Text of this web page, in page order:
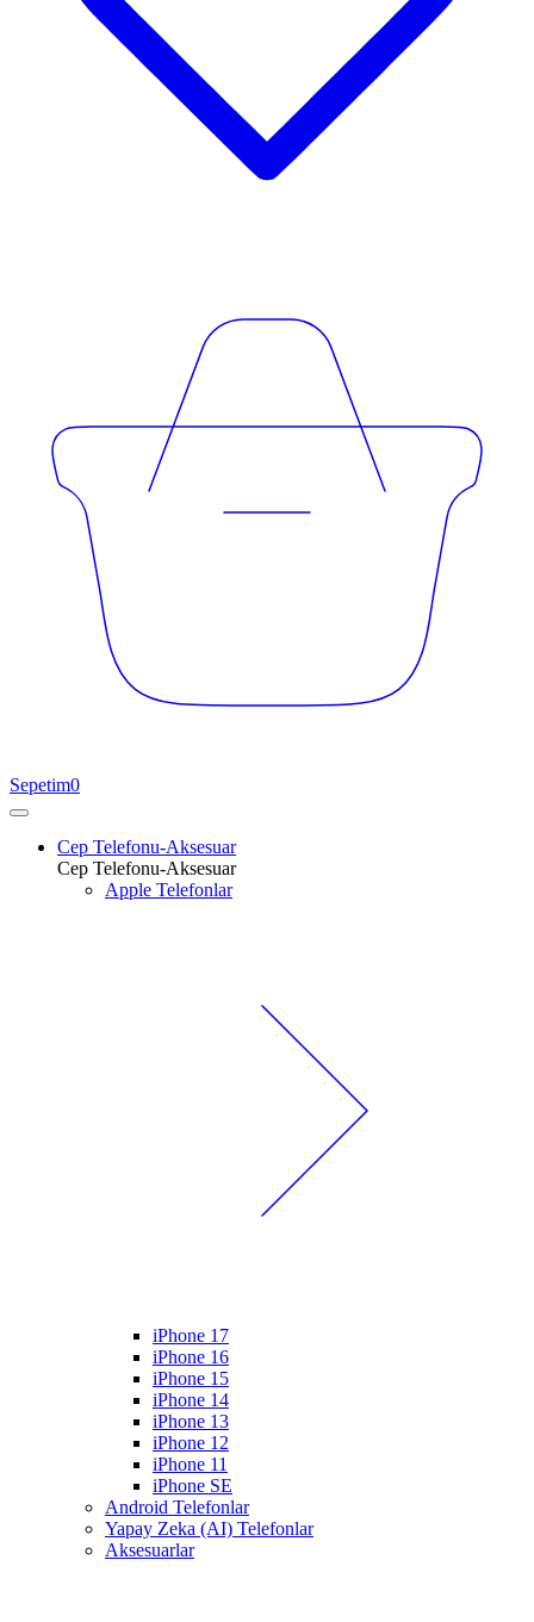
Sepetim0
Cep Telefonu-Aksesuar
Cep Telefonu-Aksesuar
Apple Telefonlar
iPhone 17
iPhone 16
iPhone 15
iPhone 14
iPhone 13
iPhone 12
iPhone 11
iPhone SE
Android Telefonlar
Yapay Zeka (AI) Telefonlar
Aksesuarlar